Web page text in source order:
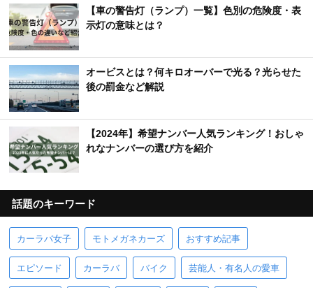
【車の警告灯（ランプ）一覧】色別の危険度・表
示灯の意味とは？
オービスとは？何キロオーバーで光る？光らせた
後の罰金など解説
【2024年】希望ナンバー人気ランキング！おしゃ
れなナンバーの選び方を紹介
話題のキーワード
カーラバ女子 モトメガネカーズ おすすめ記事
エピソード カーラバ バイク 芸能人・有名人の愛車